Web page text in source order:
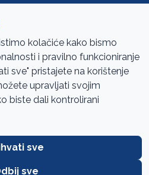
kolačiće kako bismo
i pravilno funkcioniranje
sve" pristajete na korištenje
upravljati svojim
biste dali kontrolirani
sve
sve